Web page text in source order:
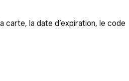
carte, la date d’expiration, le code